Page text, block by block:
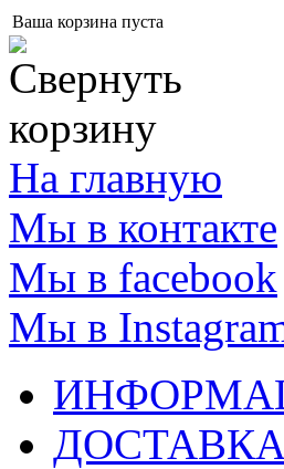
Ваша корзина пуста
На главную
Мы в контакте
Мы в facebook
Мы в